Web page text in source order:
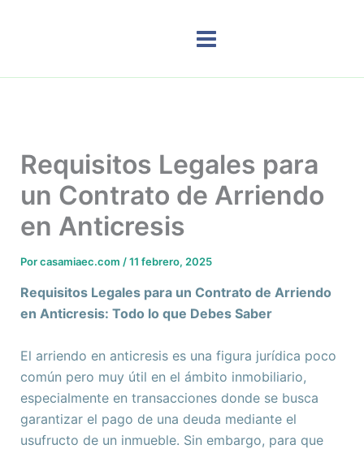
Requisitos Legales para
un Contrato de Arriendo
en Anticresis
Porcasamiaec.com /11 febrero, 2025
Requisitos Legales para un Contrato de Arriendo
en Anticresis: Todo lo que Debes Saber
El arriendo en anticresis es una figura jurídica poco
común pero muy útil en el ámbito inmobiliario,
especialmente en transacciones donde se busca
garantizar el pago de una deuda mediante el
usufructo de un inmueble. Sin embargo, para que